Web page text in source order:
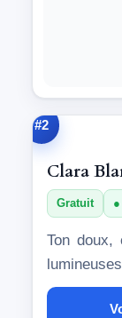
#2
Clara
Gratuit
Ton doux,